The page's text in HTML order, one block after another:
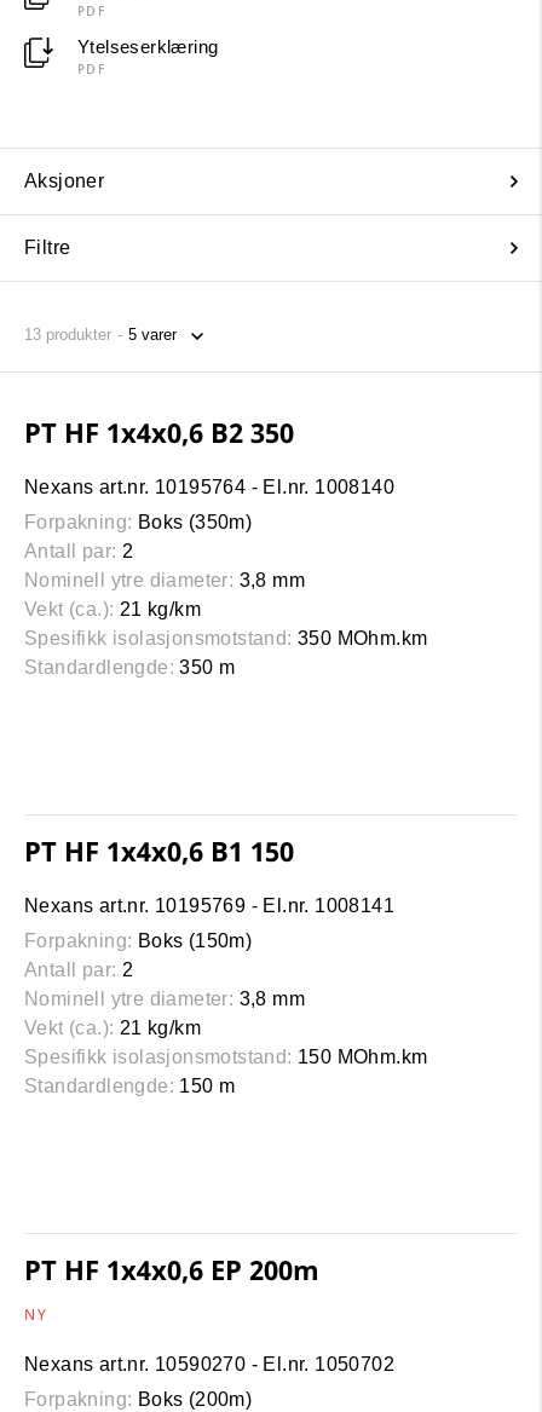
PDF
Ytelseserklæring
PDF
Aksjoner
Filtre
13 produkter
PT HF 1x4x0,6 B2 350
Nexans art.nr. 10195764 - El.nr. 1008140
Forpakning: Boks (350m)
Antall par: 2
Nominell ytre diameter: 3,8 mm
Vekt (ca.): 21 kg/km
Spesifikk isolasjonsmotstand: 350 MOhm.km
Standardlengde: 350 m
PT HF 1x4x0,6 B1 150
Nexans art.nr. 10195769 - El.nr. 1008141
Forpakning: Boks (150m)
Antall par: 2
Nominell ytre diameter: 3,8 mm
Vekt (ca.): 21 kg/km
Spesifikk isolasjonsmotstand: 150 MOhm.km
Standardlengde: 150 m
PT HF 1x4x0,6 EP 200m
NY
Nexans art.nr. 10590270 - El.nr. 1050702
Forpakning: Boks (200m)